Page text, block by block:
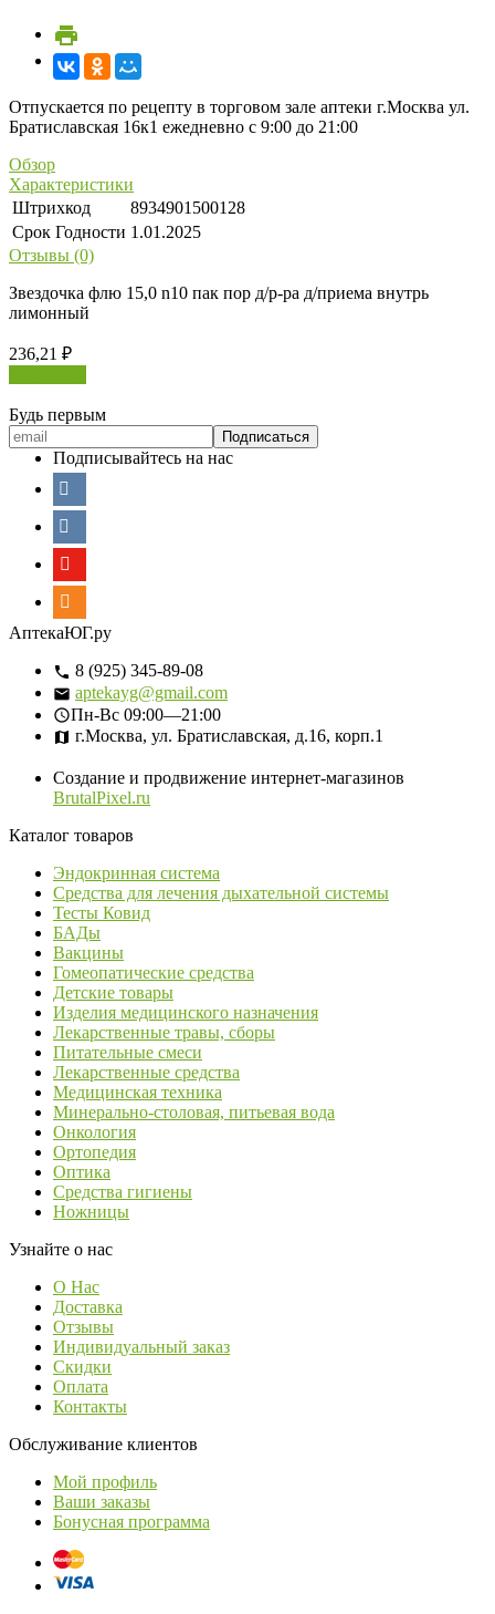
Отпускается по рецепту в торговом зале аптеки г.Москва ул.
Братиславская 16к1 ежедневно с 9:00 до 21:00
Обзор
Характеристики
Штрихкод
8934901500128
Срок Годности 1.01.2025
Отзывы (0)
Звездочка флю 15,0 n10 пак пор д/р-ра д/приема внутрь
лимонный
236,21 ₽
Будь первым
Подписывайтесь на нас
АптекаЮГ.ру
8 (925) 345-89-08
aptekayg@gmail.com
Пн-Вс 09:00—21:00
г.Москва, ул. Братиславская, д.16, корп.1
Создание и продвижение интернет-магазинов
BrutalPixel.ru
Каталог товаров
Эндокринная система
Средства для лечения дыхательной системы
Тесты Ковид
БАДы
Вакцины
Гомеопатические средства
Детские товары
Изделия медицинского назначения
Лекарственные травы, сборы
Питательные смеси
Лекарственные средства
Медицинская техника
Минерально-столовая, питьевая вода
Онкология
Ортопедия
Оптика
Средства гигиены
Ножницы
Узнайте о нас
О Нас
Доставка
Отзывы
Индивидуальный заказ
Скидки
Оплата
Контакты
Обслуживание клиентов
Мой профиль
Ваши заказы
Бонусная программа